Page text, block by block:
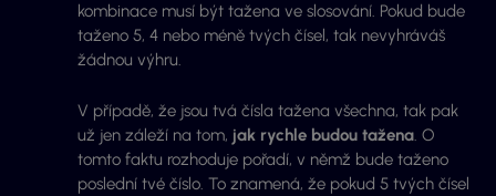
kombinace musí být tažena ve slosování. Pokud bude
taženo 5, 4 nebo méně tvých čísel, tak nevyhráváš
žádnou výhru.
V případě, že jsou tvá čísla tažena všechna, tak pak
už jen záleží na tom, jak rychle budou tažena. O
tomto faktu rozhoduje pořadí, v němž bude taženo
poslední tvé číslo. To znamená, že pokud 5 tvých čísel